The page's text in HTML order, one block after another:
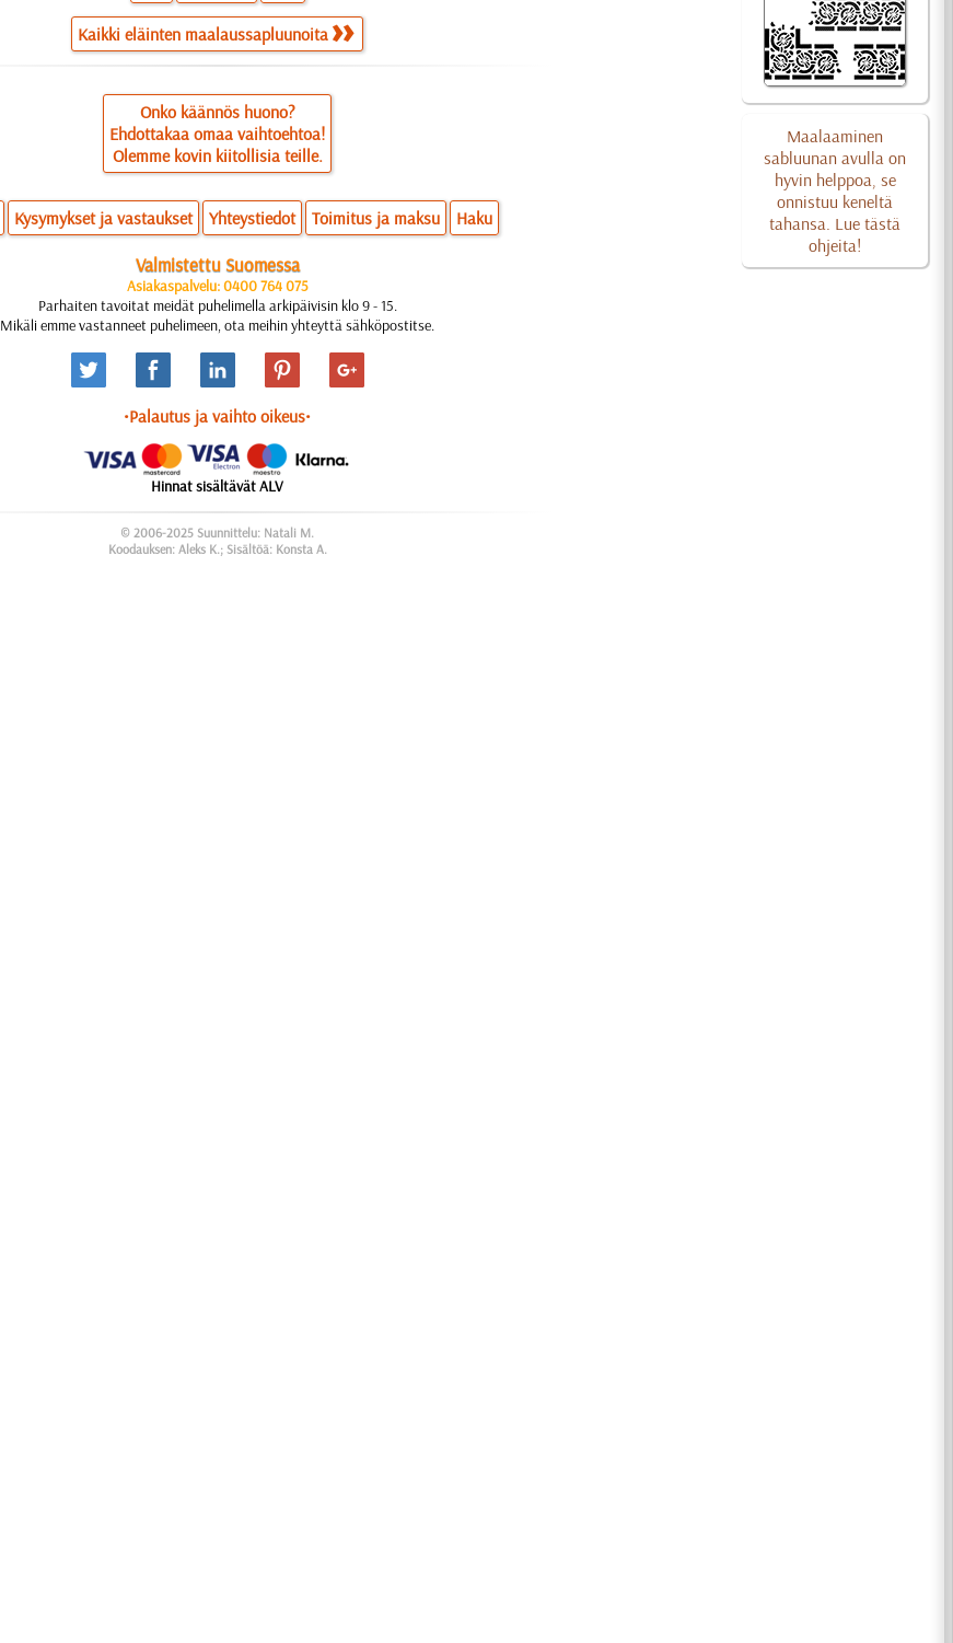
Maalaaminen
sabluunan avulla on
hyvin helppoa, se
onnistuu keneltä
tahansa. Lue tästä
ohjeita!
Kaikki eläinten maalaussapluunoita
Onko käännös huono?
Ehdottakaa omaa vaihtoehtoa!
Olemme kovin kiitollisia teille.
Kysymykset ja vastaukset Yhteystiedot Toimitus ja maksu Haku
Valmistettu Suomessa
Asiakaspalvelu: 0400 764 075
Parhaiten tavoitat meidät puhelimella arkipäivisin klo 9 - 15.
Mikäli emme vastanneet puhelimeen, ota meihin yhteyttä sähköpostitse.
•Palautus ja vaihto oikeus•
Hinnat sisältävät ALV
© 2006-2025 Suunnittelu: Natali M.
Koodauksen: Aleks K.; Sisältöä: Konsta A.